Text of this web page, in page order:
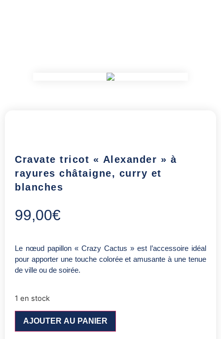
Cravate tricot « Alexander » à
rayures châtaigne, curry et
blanches
99,00€
Le nœud papillon « Crazy Cactus » est l’accessoire idéal
pour apporter une touche colorée et amusante à une tenue
de ville ou de soirée.
1 en stock
AJOUTER AU PANIER